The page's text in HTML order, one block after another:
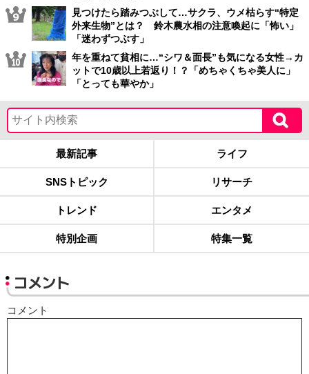
見つけたら踏みつぶして…サクラ、ウメ枯らす“特定
外来生物”とは？ 鈴木農水相の注意喚起に「怖い」
「迷わずつぶす」
年を重ねて貧相に…“シワ＆面長”も気になる女性→カ
ットで10歳以上若返り！？「めちゃくちゃ美人に」
「とっても華やか」
最新記事 ライフ
SNSトピック リサーチ
トレンド エンタメ
特別企画 特集一覧
コメント
コメント